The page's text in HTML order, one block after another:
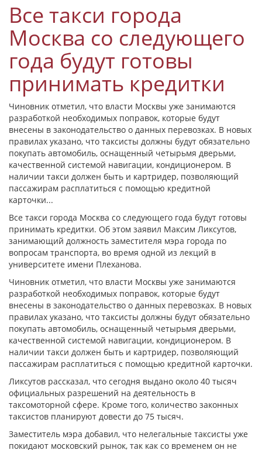
Все такси города
Москва со следующего
года будут готовы
принимать кредитки
Чиновник отметил, что власти Москвы уже занимаются
разработкой необходимых поправок, которые будут
внесены в законодательство о данных перевозках. В новых
правилах указано, что таксисты должны будут обязательно
покупать автомобиль, оснащенный четырьмя дверьми,
качественной системой навигации, кондиционером. В
наличии такси должен быть и картридер, позволяющий
пассажирам расплатиться с помощью кредитной
карточки...
Все такси города Москва со следующего года будут готовы
принимать кредитки. Об этом заявил Максим Ликсутов,
занимающий должность заместителя мэра города по
вопросам транспорта, во время одной из лекций в
университете имени Плеханова.
Чиновник отметил, что власти Москвы уже занимаются
разработкой необходимых поправок, которые будут
внесены в законодательство о данных перевозках. В новых
правилах указано, что таксисты должны будут обязательно
покупать автомобиль, оснащенный четырьмя дверьми,
качественной системой навигации, кондиционером. В
наличии такси должен быть и картридер, позволяющий
пассажирам расплатиться с помощью кредитной карточки.
Ликсутов рассказал, что сегодня выдано около 40 тысяч
официальных разрешений на деятельность в
таксомоторной сфере. Кроме того, количество законных
таксистов планируют довести до 75 тысяч.
Заместитель мэра добавил, что нелегальные таксисты уже
покидают московский рынок, так как со временем он не